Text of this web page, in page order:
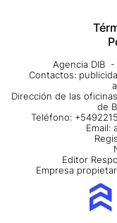
Agencia DIB -
Contactos:
Dirección de las
de
Teléfono:
Email:
Editor
Empresa